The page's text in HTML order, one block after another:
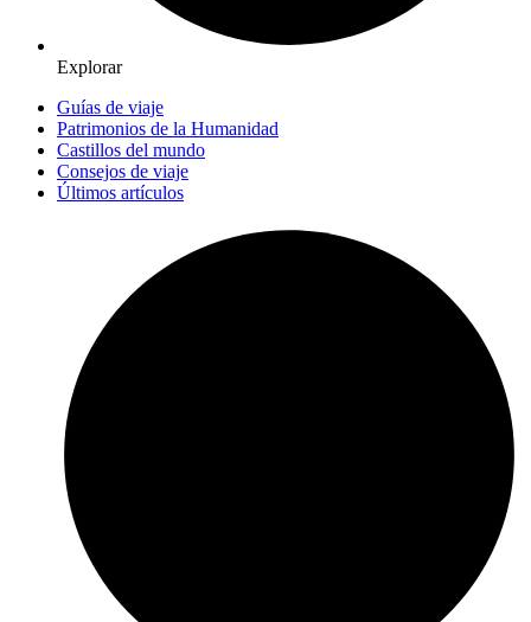
Explorar
Guías de viaje
Patrimonios de la Humanidad
Castillos del mundo
Consejos de viaje
Últimos artículos